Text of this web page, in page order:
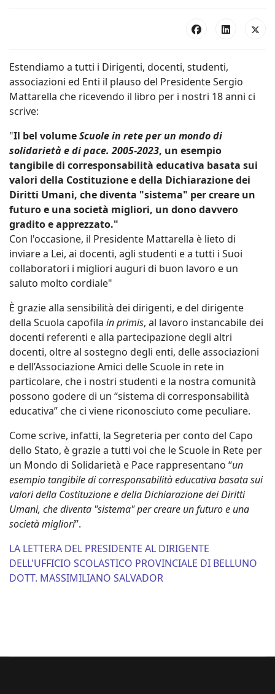
Estendiamo a tutti i Dirigenti, docenti, studenti,
associazioni ed Enti il plauso del Presidente Sergio
Mattarella che ricevendo il libro per i nostri 18 anni ci
scrive:
"Il bel volumeScuole in rete per un mondo di
solidarietà e di pace. 2005-2023, un esempio
tangibile di corresponsabilità educativa basata sui
valori della Costituzione e della Dichiarazione dei
Diritti Umani, che diventa "sistema" per creare un
futuro e una società migliori, un dono davvero
gradito e apprezzato."
Con l'occasione, il Presidente Mattarella è lieto di
inviare a Lei, ai docenti, agli studenti e a tutti i Suoi
collaboratori i migliori auguri di buon lavoro e un
saluto molto cordiale"
È grazie alla sensibilità dei dirigenti, e del dirigente
della Scuola capofila in primis, al lavoro instancabile dei
docenti referenti e alla partecipazione degli altri
docenti, oltre al sostegno degli enti, delle associazioni
e dell’Associazione Amici delle Scuole in rete in
particolare, che i nostri studenti e la nostra comunità
possono godere di un “sistema di corresponsabilità
educativa” che ci viene riconosciuto come peculiare.
Come scrive, infatti, la Segreteria per conto del Capo
dello Stato, è grazie a tutti voi che le Scuole in Rete per
un Mondo di Solidarietà e Pace rappresentano “un
esempio tangibile di corresponsabilità educativa basata sui
valori della Costituzione e della Dichiarazione dei Diritti
Umani, che diventa "sistema" per creare un futuro e una
società migliori”.
LA LETTERA DEL PRESIDENTE AL DIRIGENTE
DELL'UFFICIO SCOLASTICO PROVINCIALE DI BELLUNO
DOTT. MASSIMILIANO SALVADOR